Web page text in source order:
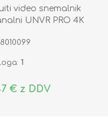
video snemalnik
UNVR PRO 4K
1
€ z DDV